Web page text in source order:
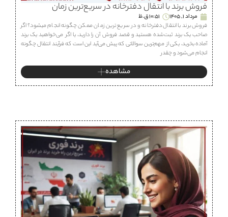
فروش برند با انتقال دفترخانه در سریع‌ترین زمان
مرداد 1, 1405
10:51 ق.ظ
فروش برند با انتقال دفترخانه و در سریع ترین زمان ممکن چگونه انجام میشود؟ اگر
صاحب یک برند ثبت‌شده هستید و قصد فروش آن را دارید، یا اگر می‌خواهید یک برند
آماده بخرید، یکی از مهم‌ترین سوالاتی که پیش می‌آید این است که فرآیند انتقال چگونه
انجام می‌شود و چقدر
مشاهده